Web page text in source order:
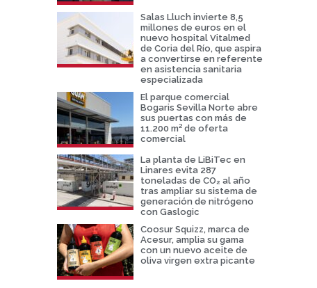
Salas Lluch invierte 8,5
millones de euros en el
nuevo hospital Vitalmed
de Coria del Río, que aspira
a convertirse en referente
en asistencia sanitaria
especializada
El parque comercial
Bogaris Sevilla Norte abre
sus puertas con más de
11.200 m² de oferta
comercial
La planta de LiBiTec en
Linares evita 287
toneladas de CO₂ al año
tras ampliar su sistema de
generación de nitrógeno
con Gaslogic
Coosur Squizz, marca de
Acesur, amplia su gama
con un nuevo aceite de
oliva virgen extra picante